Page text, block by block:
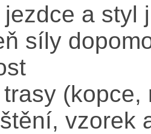
a styl
síly
vzorek